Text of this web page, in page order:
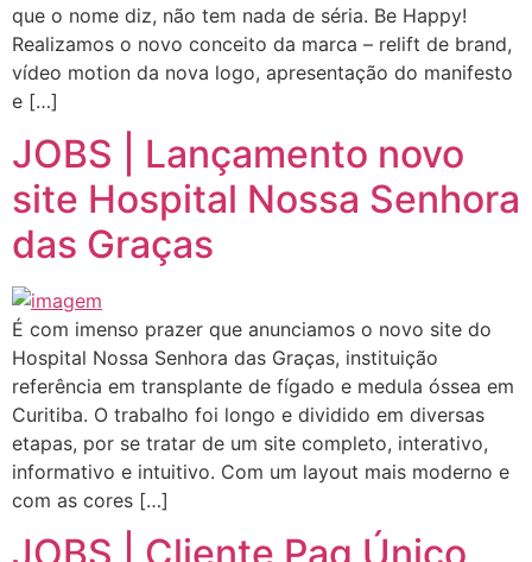
que o nome diz, não tem nada de séria. Be Happy!
Realizamos o novo conceito da marca – relift de brand,
vídeo motion da nova logo, apresentação do manifesto
e […]
JOBS | Lançamento novo
site Hospital Nossa Senhora
das Graças
É com imenso prazer que anunciamos o novo site do
Hospital Nossa Senhora das Graças, instituição
referência em transplante de fígado e medula óssea em
Curitiba. O trabalho foi longo e dividido em diversas
etapas, por se tratar de um site completo, interativo,
informativo e intuitivo. Com um layout mais moderno e
com as cores […]